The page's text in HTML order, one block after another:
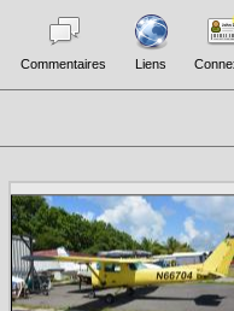
Commentaires Liens